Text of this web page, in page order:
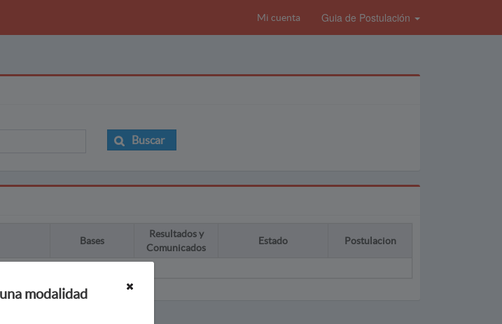
Mi cuenta Guia de Postulación
Buscar
Bases
Resultados y
Comunicados
Estado Postulacion
modalidad